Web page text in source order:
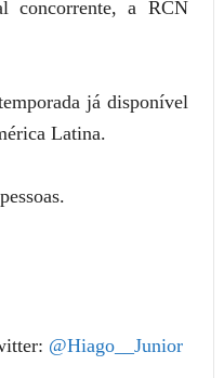
concorrente, a RCN
já disponível
Latina.
@Hiago__Junior